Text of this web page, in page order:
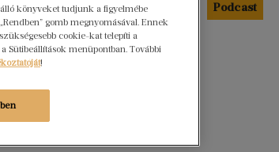
HÍREK Libri Portré Podcast
nél is
könyveket tudjunk a figyelmébe
gomb megnyomásával. Ennek
cookie-kat telepíti a
Sütibeállítások menüpontban. További
!